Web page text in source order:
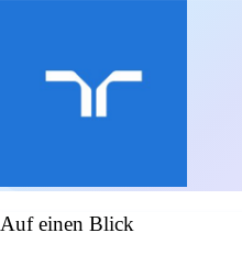
Auf einen Blick